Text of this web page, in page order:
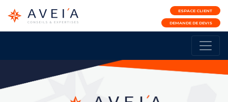
ESPACE CLIENT
DEMANDE DE DEVIS